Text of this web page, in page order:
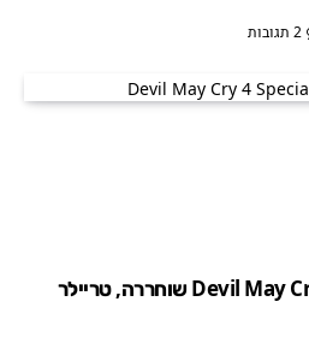
2 תגובות
הגרסה המשופרת של Devil May Cry 4 שוחררה, טריילר